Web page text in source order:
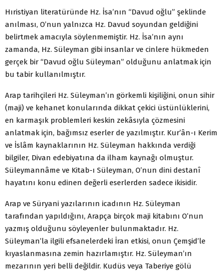
Hıristiyan literatüründe Hz. İsa’nın “Davud oğlu” şeklinde
anılması, O’nun yalnızca Hz. Davud soyundan geldiğini
belirtmek amacıyla söylenmemiştir. Hz. İsa’nın aynı
zamanda, Hz. Süleyman gibi insanlar ve cinlere hükmeden
gerçek bir “Davud oğlu Süleyman” olduğunu anlatmak için
bu tabir kullanılmıştır.
Arap tarihçileri Hz. Süleyman’ın görkemli kişiliğini, onun sihir
(maji) ve kehanet konularında dikkat çekici üstünlüklerini,
en karmaşık problemleri keskin zekâsıyla çözmesini
anlatmak için, bağımsız eserler de yazılmıştır. Kur’ân-ı Kerim
ve İslâm kaynaklarının Hz. Süleyman hakkında verdiği
bilgiler, Divan edebiyatına da ilham kaynağı olmuştur.
Süleymannâme ve Kitab-ı Süleyman, O’nun dini destanî
hayatını konu edinen değerli eserlerden sadece ikisidir.
Arap ve Süryani yazılarının icadının Hz. Süleyman
tarafından yapıldığını, Arapça birçok maji kitabını O’nun
yazmış olduğunu söyleyenler bulunmaktadır. Hz.
Süleyman’la ilgili efsanelerdeki İran etkisi, onun Çemşid’le
kıyaslanmasına zemin hazırlamıştır. Hz. Süleyman’ın
mezarının yeri belli değildir. Kudüs veya Taberiye gölü